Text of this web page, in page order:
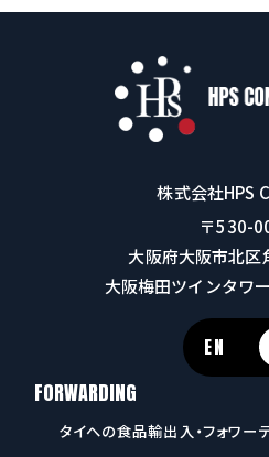
株式会社HPS
〒530-
大阪府大阪市北区
大阪梅田ツインタワ
EN
FORWARDING
タイへの食品輸出入・フォワー